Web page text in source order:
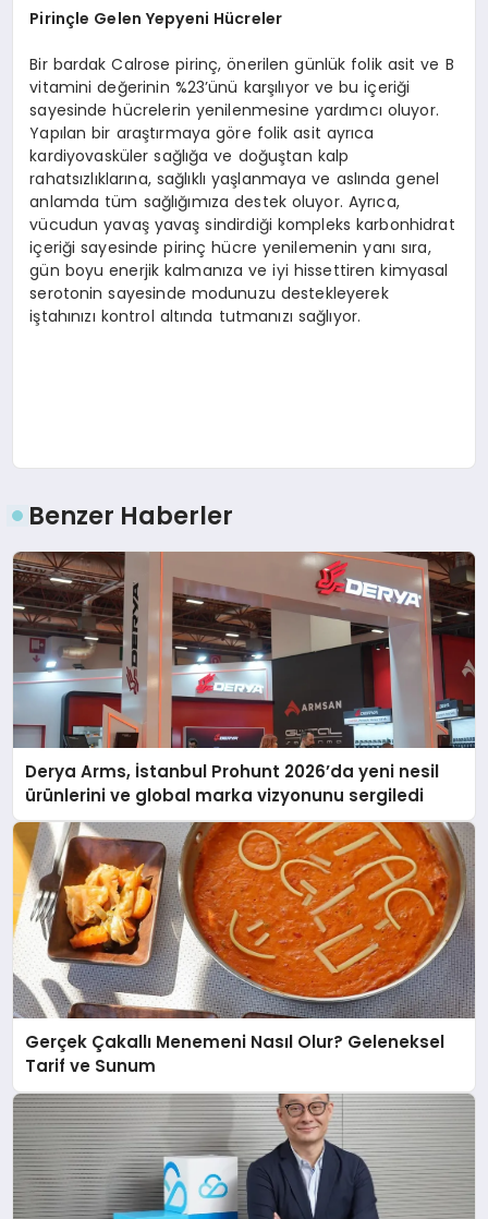
Pirinçle Gelen Yepyeni Hücreler
Bir bardak Calrose pirinç, önerilen günlük folik asit ve B
vitamini değerinin %23’ünü karşılıyor ve bu içeriği
sayesinde hücrelerin yenilenmesine yardımcı oluyor.
Yapılan bir araştırmaya göre folik asit ayrıca
kardiyovasküler sağlığa ve doğuştan kalp
rahatsızlıklarına, sağlıklı yaşlanmaya ve aslında genel
anlamda tüm sağlığımıza destek oluyor. Ayrıca,
vücudun yavaş yavaş sindirdiği kompleks karbonhidrat
içeriği sayesinde pirinç hücre yenilemenin yanı sıra,
gün boyu enerjik kalmanıza ve iyi hissettiren kimyasal
serotonin sayesinde modunuzu destekleyerek
iştahınızı kontrol altında tutmanızı sağlıyor.
Benzer Haberler
Derya Arms, İstanbul Prohunt 2026’da yeni nesil
ürünlerini ve global marka vizyonunu sergiledi
Gerçek Çakallı Menemeni Nasıl Olur? Geleneksel
Tarif ve Sunum